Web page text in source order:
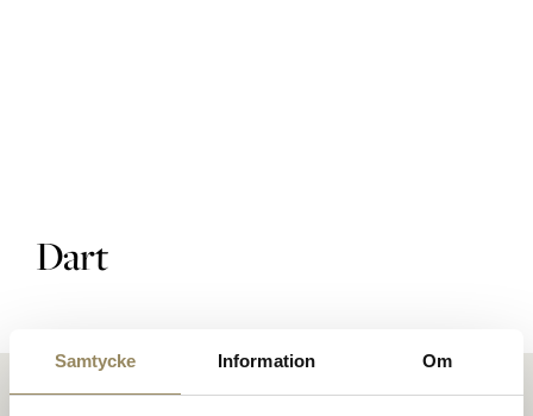
Samtycke Information Om
Restaurant
Dart